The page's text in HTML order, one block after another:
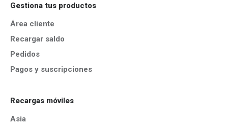
Gestiona tus productos
Área cliente
Recargar saldo
Pedidos
Pagos y suscripciones
Recargas móviles
Asia